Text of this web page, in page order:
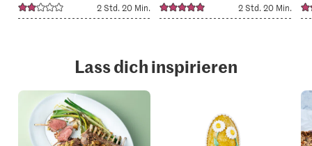
2 Std. 20 Min. 2 Std. 20 Min.
Lass dich inspirieren